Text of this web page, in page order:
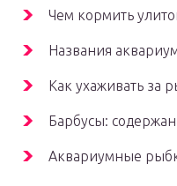
Чем кормить
Названия
Как ухаживать за
Барбусы:
Аквариумные